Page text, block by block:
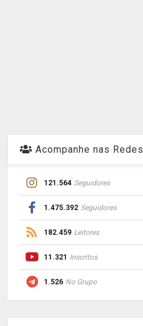
Acompanhe nas Redes
121.564 Seguidores
1.475.392 Seguidores
182.459 Leitores
11.321 Inscritos
1.526 No Grupo